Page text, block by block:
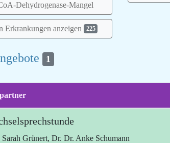
Dehydrogenase-Mangel
Erkrankungen anzeigen 225
1
Grünert, Dr. Dr. Anke Schumann